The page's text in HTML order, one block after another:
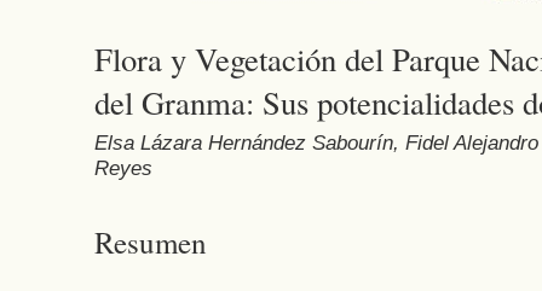
Flora y Vegetación del Parque
del Granma: Sus potencialidades
Elsa Lázara Hernández Sabourín, Fidel
Reyes
Resumen